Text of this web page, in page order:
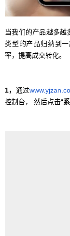
当我们的产品越多越
类型的产品归纳到
率，提高成交转化。
1， 通过
控制台， 然后点击“